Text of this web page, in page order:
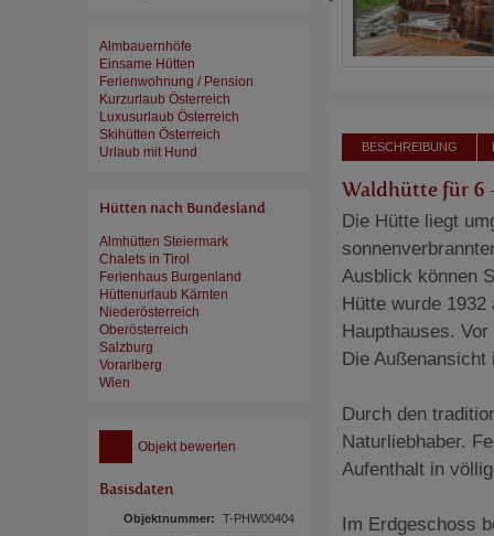
Almbauernhöfe
Einsame Hütten
Ferienwohnung / Pension
Kurzurlaub Österreich
Luxusurlaub Österreich
Skihütten Österreich
Urlaub mit Hund
Hütten nach Bundesland
Almhütten Steiermark
Chalets in Tirol
Ferienhaus Burgenland
Hüttenurlaub Kärnten
Niederösterreich
Oberösterreich
Salzburg
Vorarlberg
Wien
Objekt bewerten
Basisdaten
Objektnummer: T-PHW00404
BESCHREIBUNG
Waldhütte für 6
Die Hütte liegt
Ausblick können
Hütte wurde
Haupthauses.
Die
Durch den
Naturliebhaber.
Aufenthalt in
Im Erdgeschoss